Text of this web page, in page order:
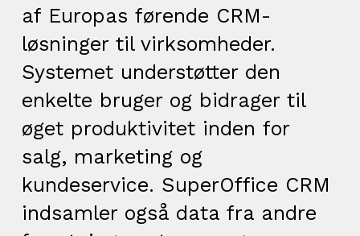
af Europas førende CRM-
løsninger til virksomheder.
Systemet understøtter den
enkelte bruger og bidrager til
øget produktivitet inden for
salg, marketing og
kundeservice. SuperOffice CRM
indsamler også data fra andre